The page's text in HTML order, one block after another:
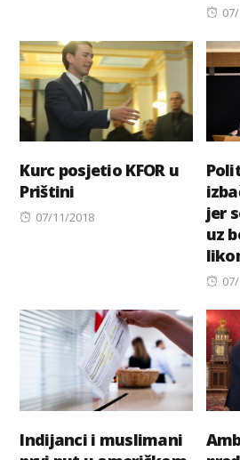
Kurc posjetio KFOR u
Prištini
Posted
07/11/2018
jer
uz
Indijanci i muslimani